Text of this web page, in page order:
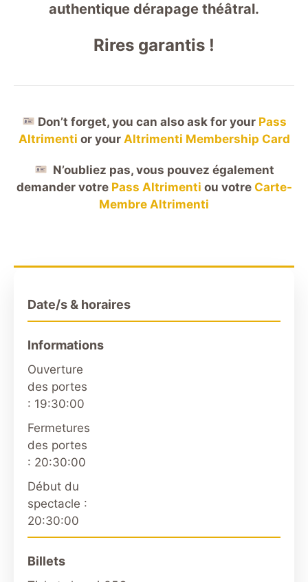
authentique dérapage théâtral.
Rires garantis !
Don’t forget, you can also ask for your Pass
Altrimenti or your Altrimenti Membership Card
N’oubliez pas, vous pouvez également
demander votre Pass Altrimenti ou votre Carte-
Membre Altrimenti
Date/s & horaires
Informations
Ouverture
des portes
: 19:30:00
Fermetures
des portes
: 20:30:00
Début du
spectacle :
20:30:00
Billets